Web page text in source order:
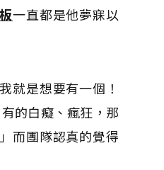
一直都是他夢寐以
就是想要有一個！
的白癡、瘋狂，那
而團隊認真的覺得